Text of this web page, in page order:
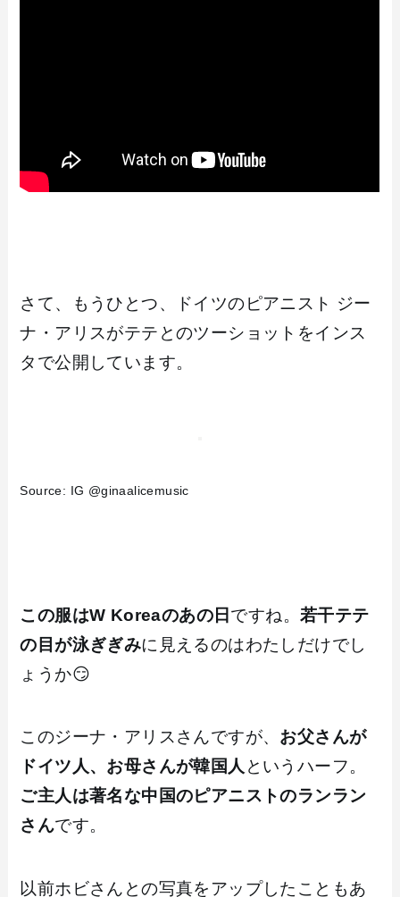
さて、もうひとつ、ドイツのピアニスト ジー
ナ・アリスがテテとのツーショットをインス
タで公開しています。
Source: IG @ginaalicemusic
この服はW Koreaのあの日 ですね。若干テテ
の目が泳ぎぎみに見えるのはわたしだけでし
ょうか😏
このジーナ・アリスさんですが、 お父さんが
ドイツ人、お母さんが韓国人 というハーフ。
ご主人は著名な中国のピアニストのランラン
さんです。
以前ホビさんとの写真をアップしたこともあ